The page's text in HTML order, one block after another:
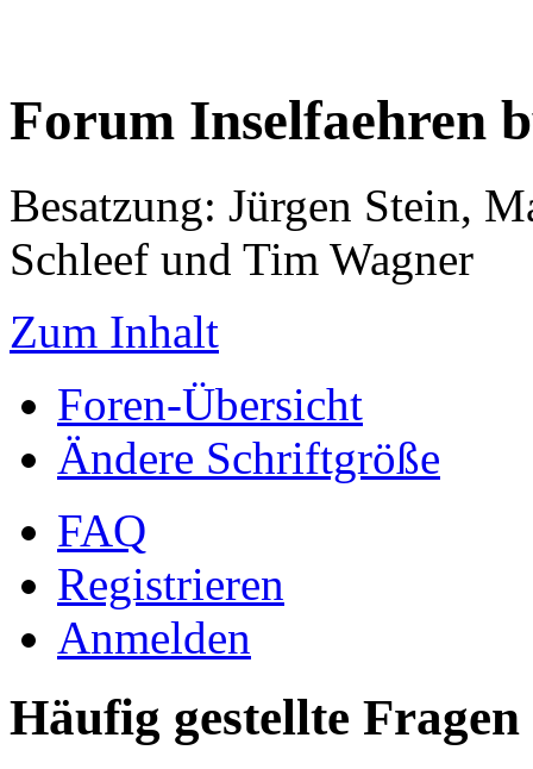
Forum Inselfaehren
Besatzung: Jürgen Stein,
Schleef und Tim Wagner
Zum Inhalt
Foren-Übersicht
Ändere Schriftgröße
FAQ
Registrieren
Anmelden
Häufig gestellte Fragen